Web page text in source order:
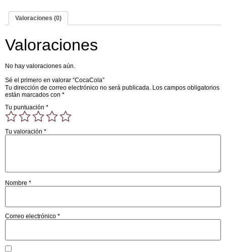
Valoraciones (0)
Valoraciones
No hay valoraciones aún.
Sé el primero en valorar “CocaCola”
Tu dirección de correo electrónico no será publicada. Los campos obligatorios
están marcados con *
Tu puntuación *
Tu valoración *
Nombre *
Correo electrónico *